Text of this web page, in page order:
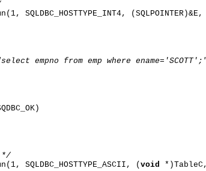
SQLDBC_HOSTTYPE_INT4,
empno from emp where
*/
SQLDBC_HOSTTYPE_ASCII, (void